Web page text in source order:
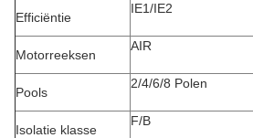
Efficiëntie
IE1/IE2
Motorreeksen
AIR
Pools
2/4/6/8 Polen
Isolatie klasse
F/B